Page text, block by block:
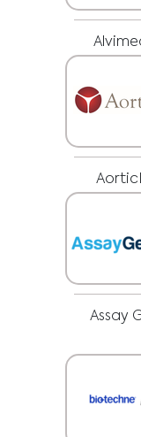
niekedy sú
stránky
diagnózu
pracovníkom
vždy
Assay